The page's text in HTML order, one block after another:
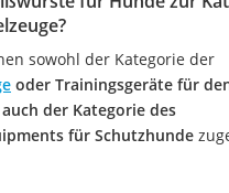
sowohl der Kategorie der
oder Trainingsgeräte für
der Kategorie des
für Schutzhunde